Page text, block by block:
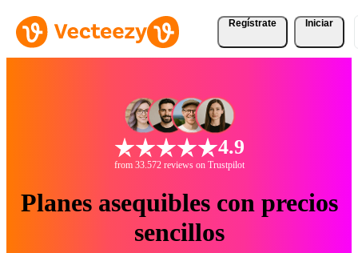
Regístrate Iniciar
4.9
from 33.572 reviews on Trustpilot
Planes asequibles con precios
sencillos